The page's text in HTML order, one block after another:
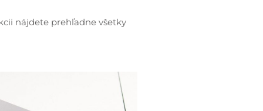
nájdete prehľadne všetky